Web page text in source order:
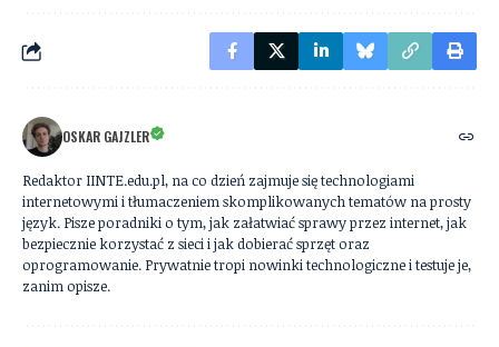
OSKAR GAJZLER
Redaktor IINTE.edu.pl, na co dzień zajmuje się technologiami
internetowymi i tłumaczeniem skomplikowanych tematów na prosty
język. Pisze poradniki o tym, jak załatwiać sprawy przez internet, jak
bezpiecznie korzystać z sieci i jak dobierać sprzęt oraz
oprogramowanie. Prywatnie tropi nowinki technologiczne i testuje je,
zanim opisze.